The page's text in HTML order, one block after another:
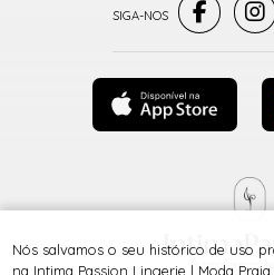
® TODOS DIREITOS
Nós salvamos o seu histórico de uso
na Intima Passion Lingerie | Moda